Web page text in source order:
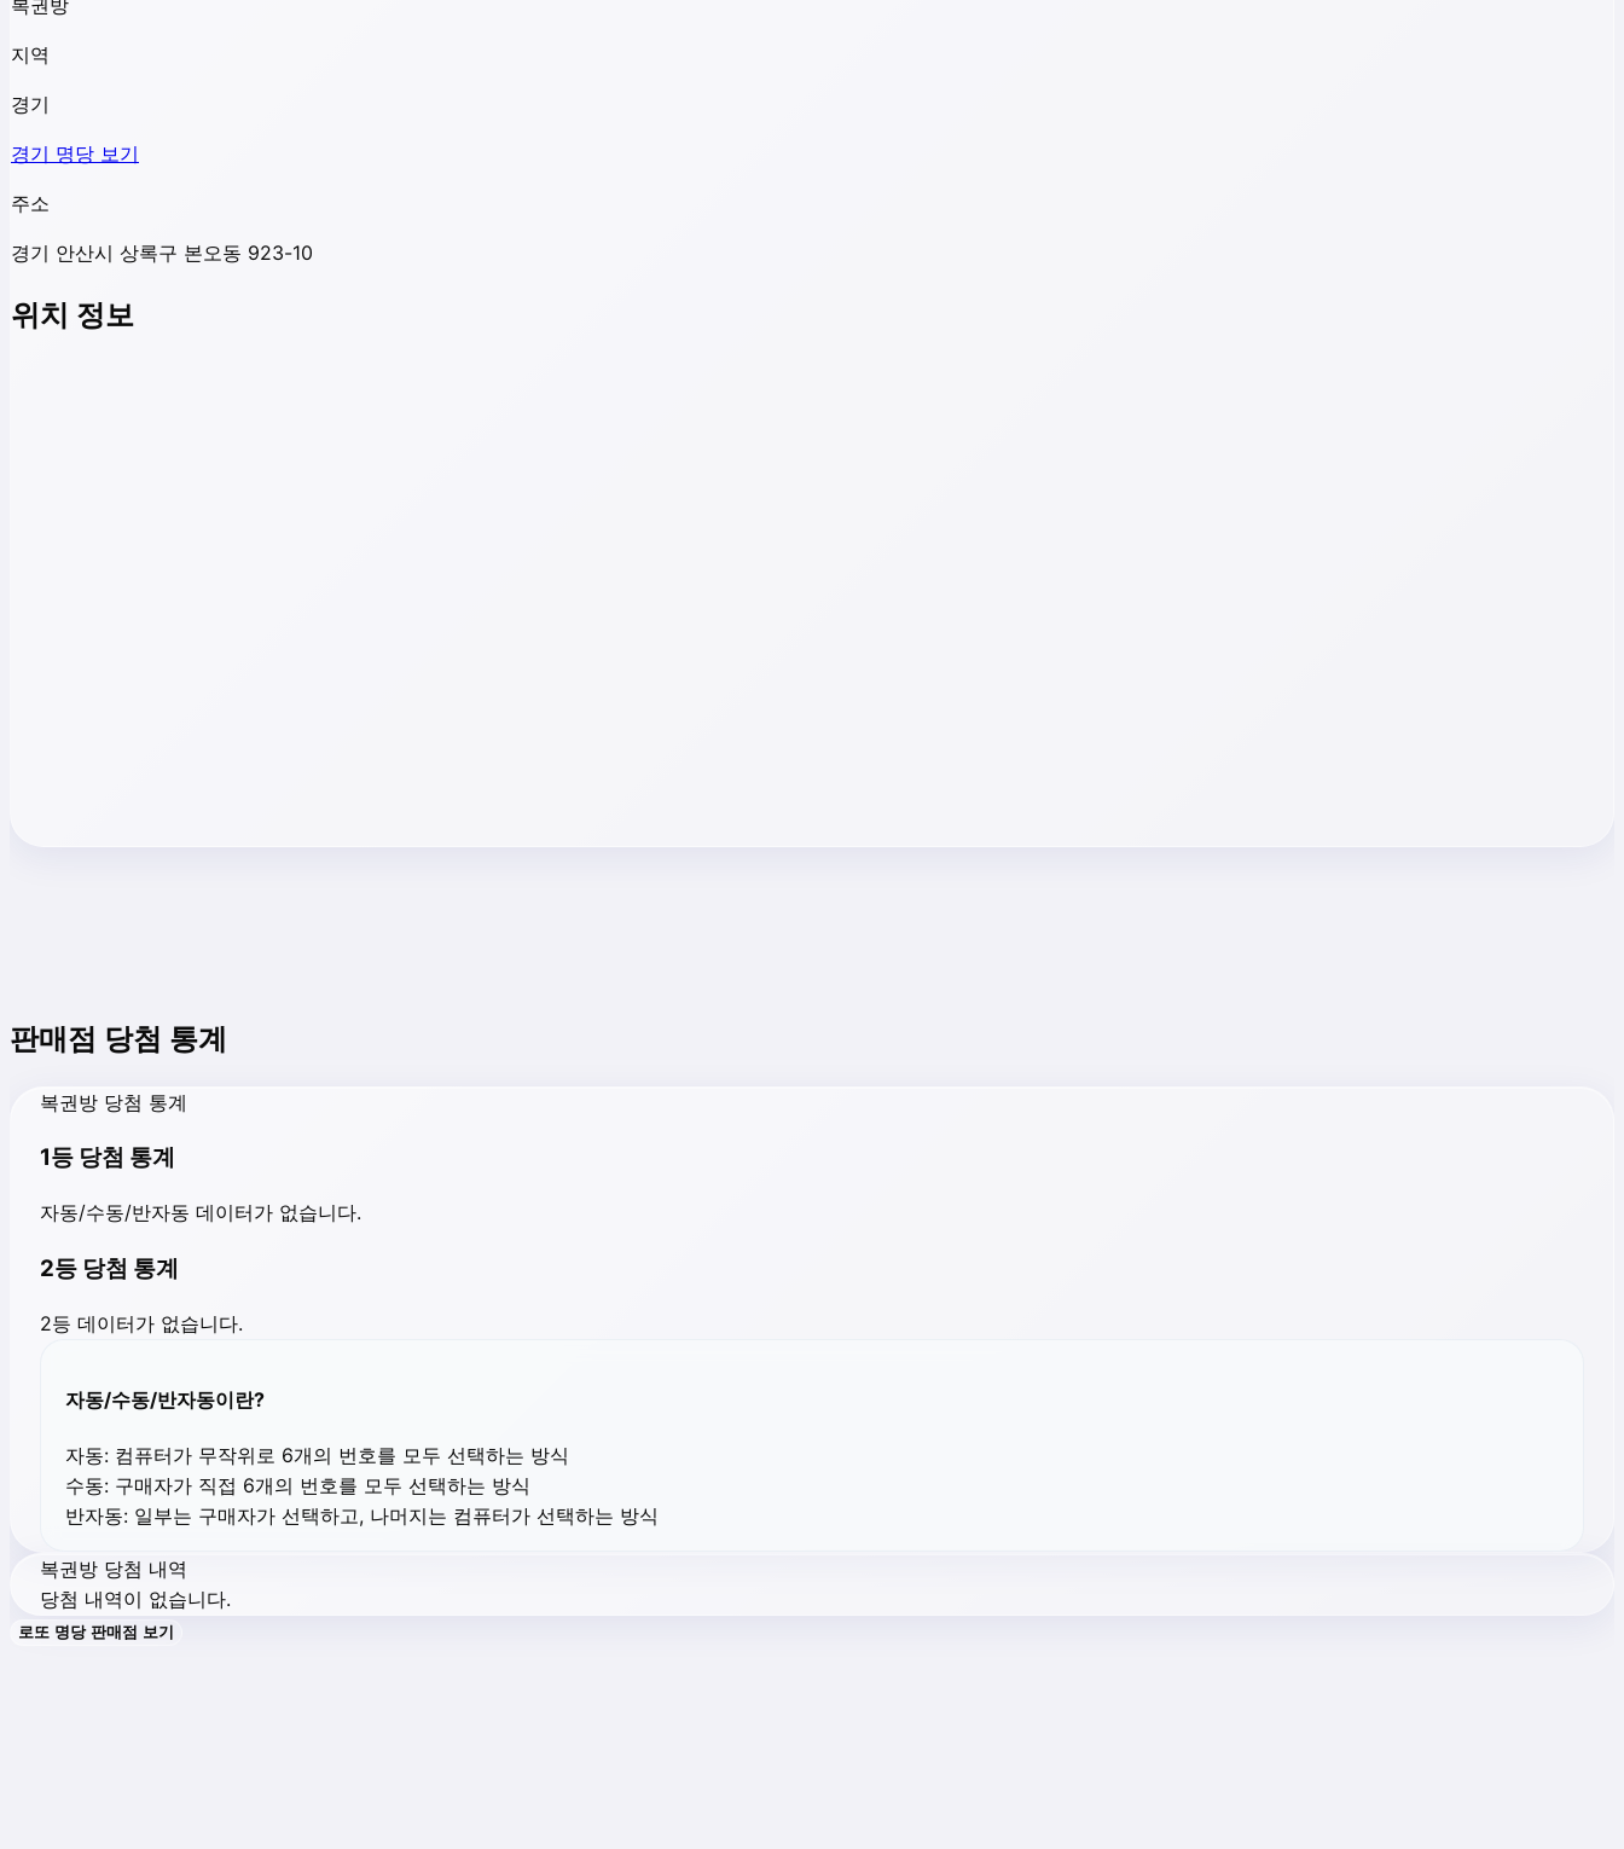
복권방
지역
경기
경기 명당 보기
주소
경기 안산시 상록구 본오동 923-10
위치 정보
판매점 당첨 통계
복권방 당첨 통계
1등 당첨 통계
자동/수동/반자동 데이터가 없습니다.
2등 당첨 통계
2등 데이터가 없습니다.
자동/수동/반자동이란?
자동: 컴퓨터가 무작위로 6개의 번호를 모두 선택하는 방식
수동: 구매자가 직접 6개의 번호를 모두 선택하는 방식
반자동: 일부는 구매자가 선택하고, 나머지는 컴퓨터가 선택하는 방식
복권방 당첨 내역
당첨 내역이 없습니다.
로또 명당 판매점 보기